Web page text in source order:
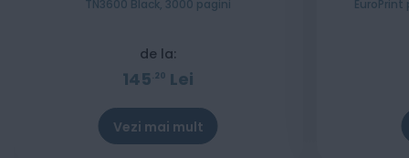
TN3600 Black, 3000 pagini
de la:
145 20 Lei
Vezi mai mult